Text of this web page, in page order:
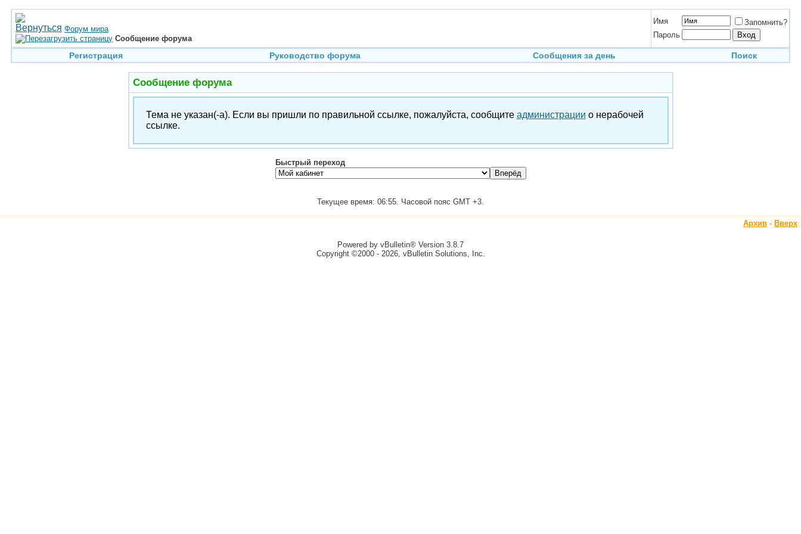
Форум мира
Сообщение форума
Имя
Запомнить?
Пароль
Регистрация Руководство форума Сообщения за день Поиск
Сообщение форума
Тема не указан(-а). Если вы пришли по правильной ссылке, пожалуйста, сообщите администрации о нерабочей
ссылке.
Быстрый переход
Текущее время: 06:55. Часовой пояс GMT +3.
Архив - Вверх
Powered by vBulletin® Version 3.8.7
Copyright ©2000 - 2026, vBulletin Solutions, Inc.